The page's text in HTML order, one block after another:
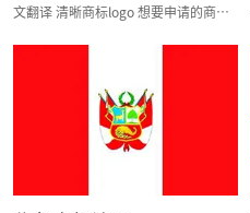
文翻译 清晰商标logo 想要申请的商品/
期第一个十年签发注册证书官费 745
巴西雷亚尔 顺利申请情况下官费大约
需要【2500元人民币】（不含代理
需要【13-18个月】。 有效期 商标注册